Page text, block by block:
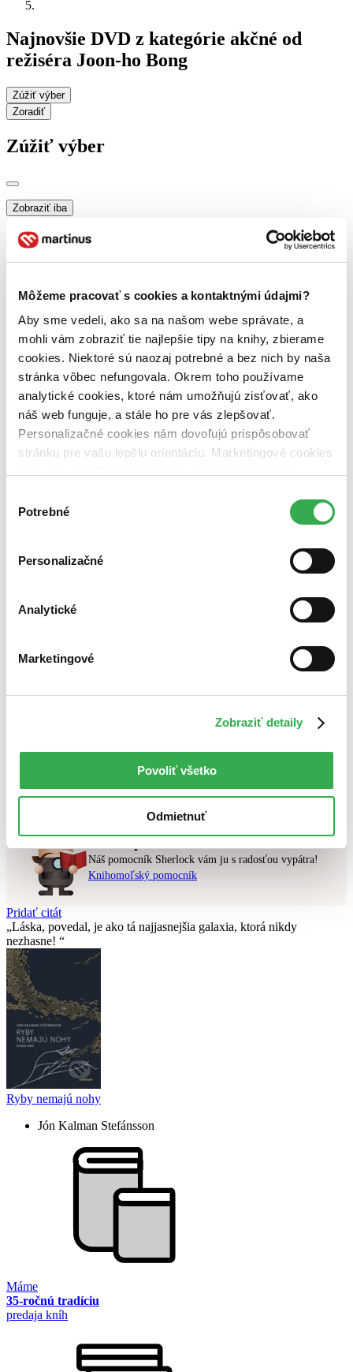
Môžeme pracovať s cookies a kontaktnými údajmi?
Aby sme vedeli, ako sa na našom webe správate, a
mohli vám zobraziť tie najlepšie tipy na knihy, zbierame
cookies. Niektoré sú naozaj potrebné a bez nich by naša
stránka vôbec nefungovala. Okrem toho používame
analytické cookies, ktoré nám umožňujú zisťovať, ako
náš web funguje, a stále ho pre vás zlepšovať.
Personalizačné cookies nám dovoľujú prispôsobovať
stránku pre vašu lepšiu orientáciu. Marketingové cookies
nám pomohlo, keby sme mohli používať všetky tieto
súhlasu
Potrebné
Personalizačné
Analytické
Marketingové
Zobraziť detaily
Povoliť všetko
Odmietnuť
Najnovšie DVD z kategórie akčné od
režiséra Joon-ho Bong
Zúžiť výber
Zoradiť
Zúžiť výber
Zobraziť iba
zľavnené tituly (0 titulov)
predpredaj (0 titulov)predpredaj
pripravujeme (0 titulov)pripravujeme
dostupná (bez vypredaných) (0 titulov)
dostupná (bez
vypredaných)
Nové / čítané
nová (0 titulov)nová
čítaná (0 titulov)
čítaná
čítaná - výborný stav (0 titulov)čítaná - výborný stav
čítaná - mierne opotrebovaná (0 titulov)čítaná - mierne
opotrebovaná
Zúžiť výber
Bestsellery
Najdrahšie
vyhovujúci zadaným podmienkam.
Skúste prosím zmeniť vyhľadávaný výraz.
Náš pomocník Sherlock vám ju s radosťou vypátra!
Knihomoľský pomocník
Pridať citát
Láska, povedal, je ako tá najjasnejšia galaxia, ktorá nikdy
nezhasne!
Ryby nemajú nohy
Jón Kalman Stefánsson
Máme
35-ročnú tradíciu
predaja kníh